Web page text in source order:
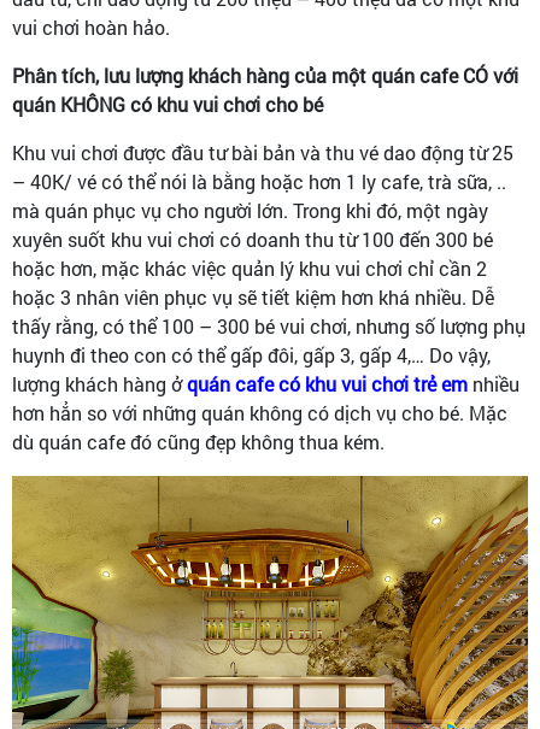
vui chơi hoàn hảo.
Phân tích, lưu lượng khách hàng của một quán cafe CÓ với
quán KHÔNG có khu vui chơi cho bé
Khu vui chơi được đầu tư bài bản và thu vé dao động từ 25
– 40K/ vé có thể nói là bằng hoặc hơn 1 ly cafe, trà sữa, ..
mà quán phục vụ cho người lớn. Trong khi đó, một ngày
xuyên suốt khu vui chơi có doanh thu từ 100 đến 300 bé
hoặc hơn, mặc khác việc quản lý khu vui chơi chỉ cần 2
hoặc 3 nhân viên phục vụ sẽ tiết kiệm hơn khá nhiều. Dễ
thấy rằng, có thể 100 – 300 bé vui chơi, nhưng số lượng phụ
huynh đi theo con có thể gấp đôi, gấp 3, gấp 4,… Do vậy,
lượng khách hàng ởquán cafe có khu vui chơi trẻ em nhiều
hơn hẳn so với những quán không có dịch vụ cho bé. Mặc
dù quán cafe đó cũng đẹp không thua kém.